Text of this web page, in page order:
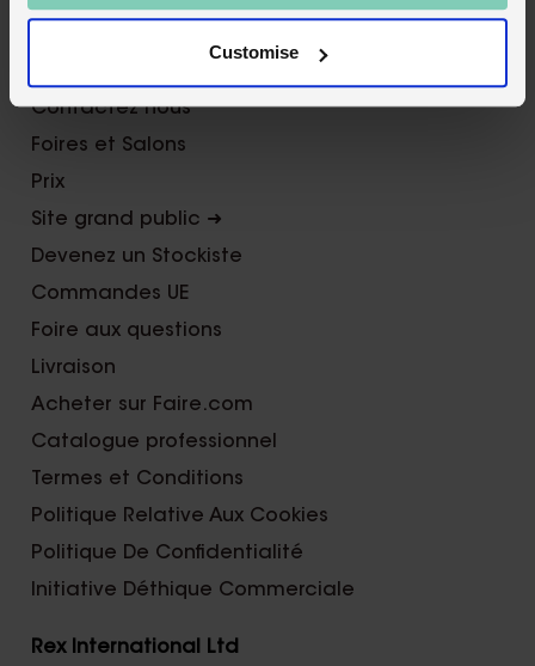
Customise
Contactez nous
Foires et Salons
Prix
Site grand public ➜
Devenez un Stockiste
Commandes UE
Foire aux questions
Livraison
Acheter sur Faire.com
Catalogue professionnel
Termes et Conditions
Politique Relative Aux Cookies
Politique De Confidentialité
Initiative Déthique Commerciale
Rex International Ltd